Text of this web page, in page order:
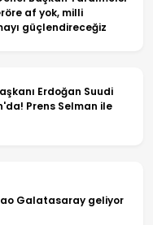
af yok, milli
güçlendireceğiz
Erdoğan Suudi
Prens Selman ile
Galatasaray geliyor